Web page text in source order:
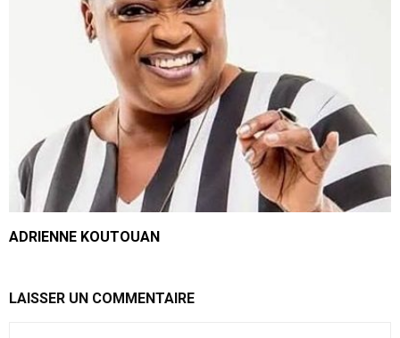
ADRIENNE KOUTOUAN
LAISSER UN COMMENTAIRE